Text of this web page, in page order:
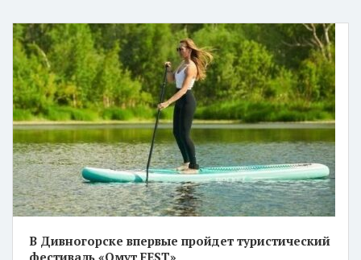
В Дивногорске впервые пройдет туристический
фестиваль «Омут FEST»